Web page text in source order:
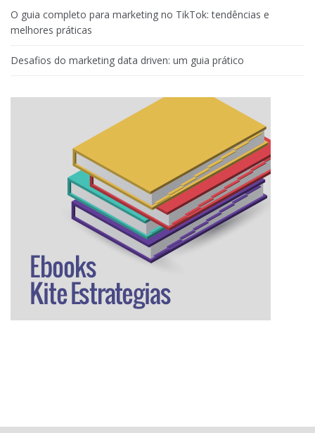
O guia completo para marketing no TikTok: tendências e
melhores práticas
Desafios do marketing data driven: um guia prático